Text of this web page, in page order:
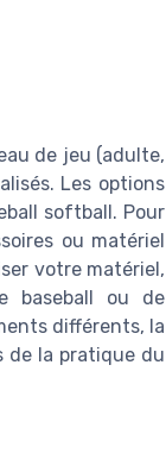
de jeu (adulte,
Les options
softball. Pour
ou matériel
votre matériel,
baseball ou de
différents, la
de la pratique du